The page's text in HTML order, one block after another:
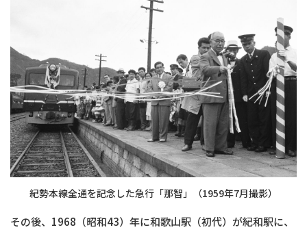
紀勢本線全通を記念した急行「那智」（1959年7月撮影）
その後、1968（昭和43）年に和歌山駅（初代）が紀和駅に、